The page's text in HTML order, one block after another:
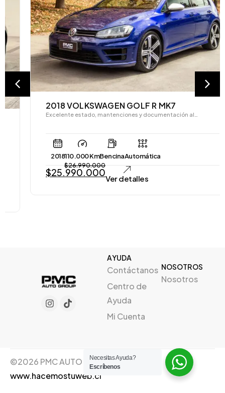
2018 VOLKSWAGEN GOLF R MK7
Excelente estado, mantenciones y documentación al…
110.000 KmBencinaAutomática
26.990.000
25.990.000
Ver detalles
AYUDA
Contáctanos
Centro de
Ayuda
Mi Cuenta
NOSOTROS
Nosotros
©2026 PMC AUTO GROUP, Creado por
www.hacemostuweb.cl
Necesitas Ayuda?
Escríbenos